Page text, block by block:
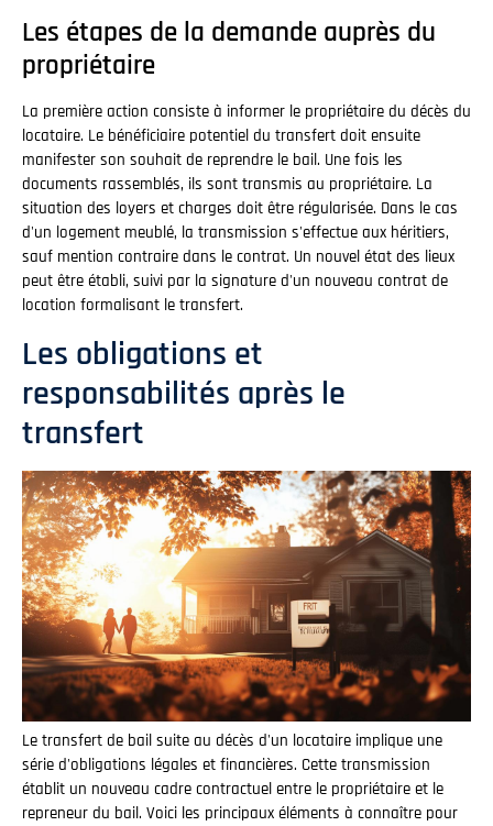
Les étapes de la demande auprès du
propriétaire
La première action consiste à informer le propriétaire du décès du
locataire. Le bénéficiaire potentiel du transfert doit ensuite
manifester son souhait de reprendre le bail. Une fois les
documents rassemblés, ils sont transmis au propriétaire. La
situation des loyers et charges doit être régularisée. Dans le cas
d'un logement meublé, la transmission s'effectue aux héritiers,
sauf mention contraire dans le contrat. Un nouvel état des lieux
peut être établi, suivi par la signature d'un nouveau contrat de
location formalisant le transfert.
Les obligations et
responsabilités après le
transfert
Le transfert de bail suite au décès d'un locataire implique une
série d'obligations légales et financières. Cette transmission
établit un nouveau cadre contractuel entre le propriétaire et le
repreneur du bail. Voici les principaux éléments à connaître pour